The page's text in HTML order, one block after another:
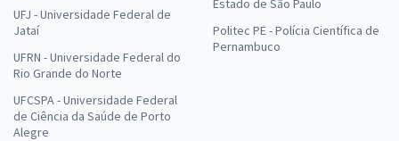
UFJ - Universidade Federal de
Jataí
UFRN - Universidade Federal do
Rio Grande do Norte
UFCSPA - Universidade Federal
de Ciência da Saúde de Porto
Alegre
Estado de São Paulo
Politec PE - Polícia Científica de
Pernambuco